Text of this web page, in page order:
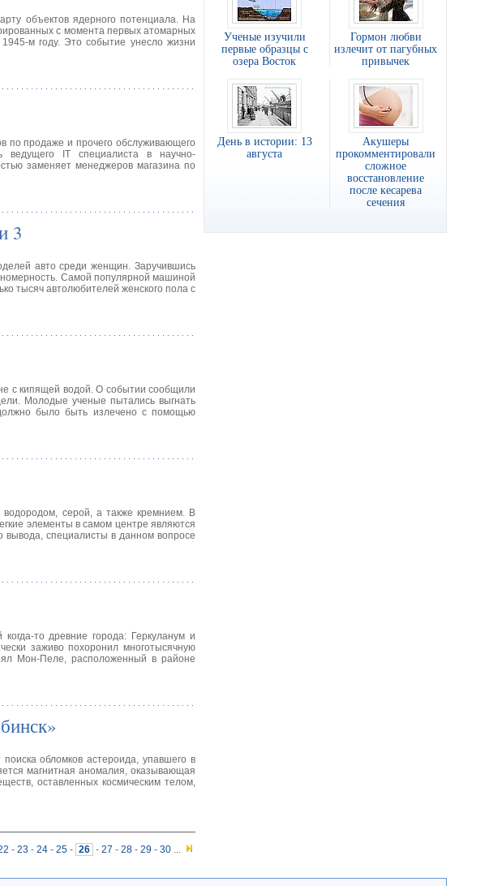
объектов ядерного потенциала. На
с момента первых атомарных
м году. Это событие унесло жизни
по продаже и прочего обслуживающего
ведущего IT специалиста в научно-
заменяет менеджеров магазина по
3
авто среди женщин. Заручившись
Самой популярной машиной
тысяч автолюбителей женского пола с
с кипящей водой. О событии сообщили
Молодые ученые пытались выгнать
было быть излечено с помощью
серой, а также кремнием. В
элементы в самом центре являются
вывода, специалисты в данном вопросе
то древние города: Геркуланум и
заживо похоронил многотысячную
Мон-Пеле, расположенный в районе
обломков астероида, упавшего в
магнитная аномалия, оказывающая
оставленных космическим телом,
- 23 - 24 - 25 - 26 - 27 - 28 - 29 - 30 ...
Ученые изучили
первые образцы с
озера Восток
Гормон любви
излечит от пагубных
привычек
День в истории: 13
августа
Акушеры
прокомментировали
сложное
восстановление
после кесарева
сечения